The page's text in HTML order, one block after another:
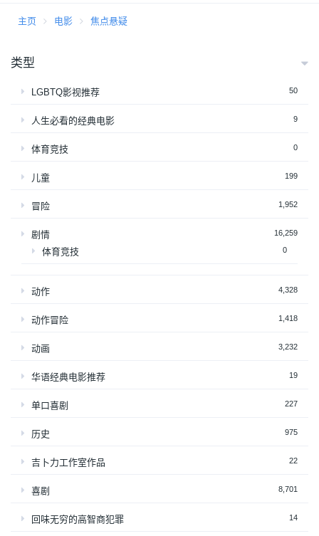
主页 电影 焦点悬疑
类型
LGBTQ影视推荐 50
人生必看的经典电影 9
体育竞技 0
儿童 199
冒险 1,952
剧情 16,259
体育竞技 0
动作 4,328
动作冒险 1,418
动画 3,232
华语经典电影推荐 19
单口喜剧 227
历史 975
吉卜力工作室作品 22
喜剧 8,701
回味无穷的高智商犯罪 14